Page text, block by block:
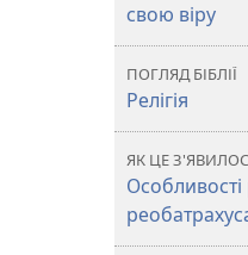
свою віру
ПОГЛЯД БІБЛІЇ
Релігія
ЯК ЦЕ